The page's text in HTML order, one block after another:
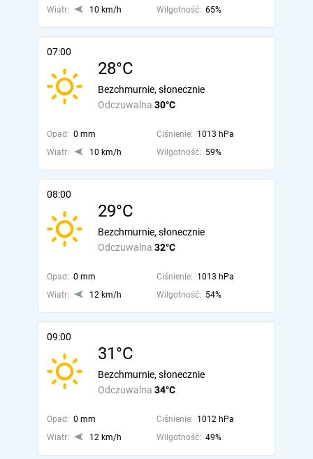
Wiatr:
10 km/h Wilgotność: 65%
07:00
28°C
Odczuwalna 30°C
Bezchmurnie, słonecznie
Opad: 0 mm Ciśnienie: 1013 hPa
Wiatr:
10 km/h Wilgotność: 59%
08:00
29°C
Odczuwalna 32°C
Bezchmurnie, słonecznie
Opad: 0 mm Ciśnienie: 1013 hPa
Wiatr:
12 km/h Wilgotność: 54%
09:00
31°C
Odczuwalna 34°C
Bezchmurnie, słonecznie
Opad: 0 mm Ciśnienie: 1012 hPa
Wiatr:
12 km/h Wilgotność: 49%